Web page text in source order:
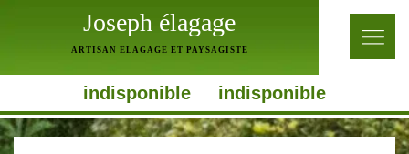
Joseph élagage
ARTISAN ELAGAGE ET PAYSAGISTE
indisponible indisponible